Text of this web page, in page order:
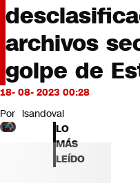
CNN tiempo
Futuro 360
Opinión
archivos
golpe de
18- 08- 2023 00:28
Por lsandoval
LO
MÁS
LEÍDO